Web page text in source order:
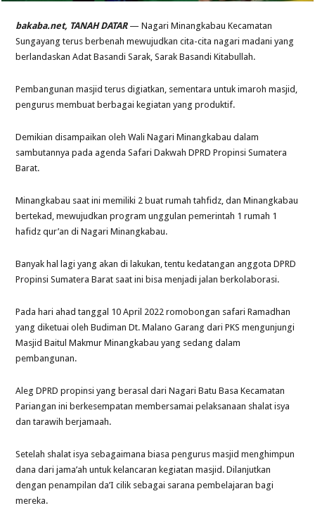
bakaba.net, TANAH DATAR — Nagari Minangkabau Kecamatan
Sungayang terus berbenah mewujudkan cita-cita nagari madani yang
berlandaskan Adat Basandi Sarak, Sarak Basandi Kitabullah.
Pembangunan masjid terus digiatkan, sementara untuk imaroh masjid,
pengurus membuat berbagai kegiatan yang produktif.
Demikian disampaikan oleh Wali Nagari Minangkabau dalam
sambutannya pada agenda Safari Dakwah DPRD Propinsi Sumatera
Barat.
Minangkabau saat ini memiliki 2 buat rumah tahfidz, dan Minangkabau
bertekad, mewujudkan program unggulan pemerintah 1 rumah 1
hafidz qur’an di Nagari Minangkabau.
Banyak hal lagi yang akan di lakukan, tentu kedatangan anggota DPRD
Propinsi Sumatera Barat saat ini bisa menjadi jalan berkolaborasi.
Pada hari ahad tanggal 10 April 2022 romobongan safari Ramadhan
yang diketuai oleh Budiman Dt. Malano Garang dari PKS mengunjungi
Masjid Baitul Makmur Minangkabau yang sedang dalam
pembangunan.
Aleg DPRD propinsi yang berasal dari Nagari Batu Basa Kecamatan
Pariangan ini berkesempatan membersamai pelaksanaan shalat isya
dan tarawih berjamaah.
Setelah shalat isya sebagaimana biasa pengurus masjid menghimpun
dana dari jama’ah untuk kelancaran kegiatan masjid. Dilanjutkan
dengan penampilan da’I cilik sebagai sarana pembelajaran bagi
mereka.